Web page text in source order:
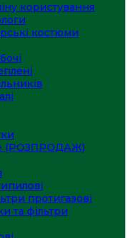
користування
костюми
(РОЗПРОДАЖ)
протигазові
та фільтри